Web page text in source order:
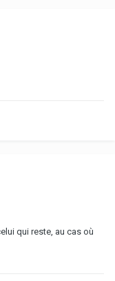
qui reste, au cas où